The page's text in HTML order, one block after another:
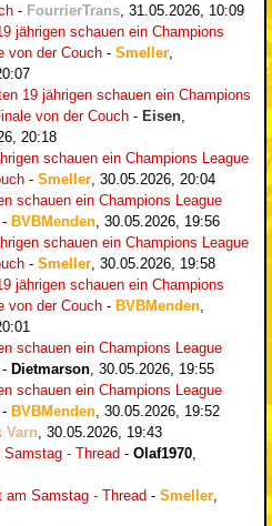
- FourrierTrans 31.05.2026, 10:09
jährigen schauen ein Champions
von der Couch - Smeller
19 jährigen schauen ein Champions
von der Couch - Eisen
20:18
schauen ein Champions League
- Smeller 30.05.2026, 20:04
schauen ein Champions League
- BVBMenden 30.05.2026, 19:56
schauen ein Champions League
- Smeller 30.05.2026, 19:58
jährigen schauen ein Champions
von der Couch - BVBMenden
schauen ein Champions League
- Dietmarson 30.05.2026, 19:55
schauen ein Champions League
- BVBMenden 30.05.2026, 19:52
Varn 30.05.2026, 19:43
- Thread - Olaf1970
am Samstag - Thread - Smeller